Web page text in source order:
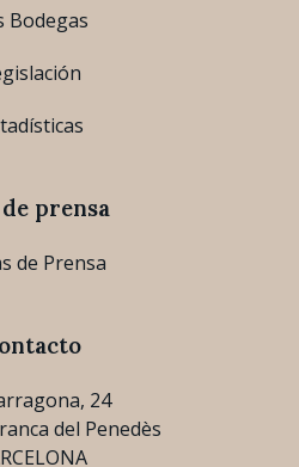
Bodegas
de prensa
de Prensa
24
del Penedès